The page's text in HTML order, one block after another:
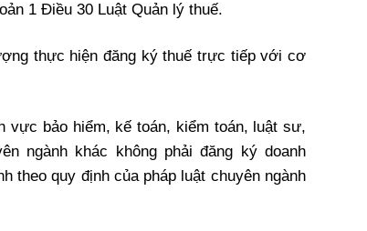
1 Điều 30 Luật Quản lý thuế.
thực hiện đăng ký thuế trực tiếp với cơ
vực bảo hiểm, kế toán, kiểm toán, luật sư,
ngành khác không phải đăng ký doanh
theo quy định của pháp luật chuyên ngành